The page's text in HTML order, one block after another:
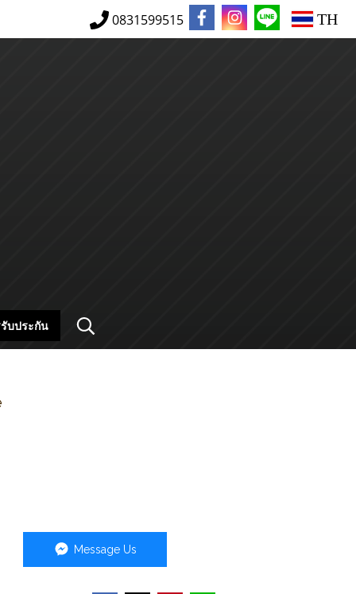
0831599515 TH
บประกัน
Message Us